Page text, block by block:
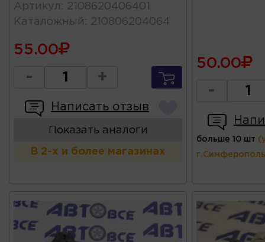
Артикул : 2108620406401
Каталожный : 210806204064
55.00
- +
Написать отзыв
Показать аналоги
В 2-х и более магазинах
50.00
-
больше 10 шт